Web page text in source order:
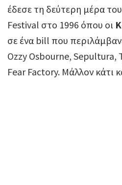
έδεσε τη δεύτερη μέρα
Festival στο 1996 όπου οι
σε ένα bill που
Ozzy Osbourne, Sepultura,
Fear Factory. Μάλλον κάτι